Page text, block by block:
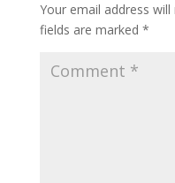
Your email address
fields are marked *